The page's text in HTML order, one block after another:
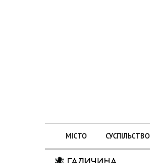
МІСТО СУСПІЛЬСТВО